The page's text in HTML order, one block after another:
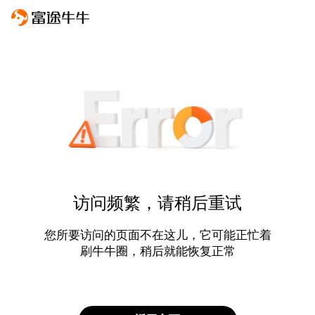
访问频繁，请稍后重试
您所要访问的页面不在这儿，它可能正忙着
刷牛牛圈，稍后就能恢复正常